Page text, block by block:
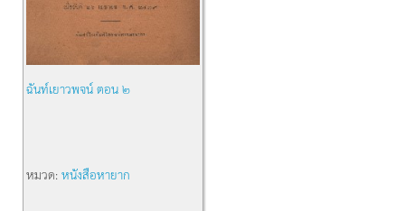
ฉันท์เยาวพจน์ ตอน ๒
หมวด:หนังสือหายาก